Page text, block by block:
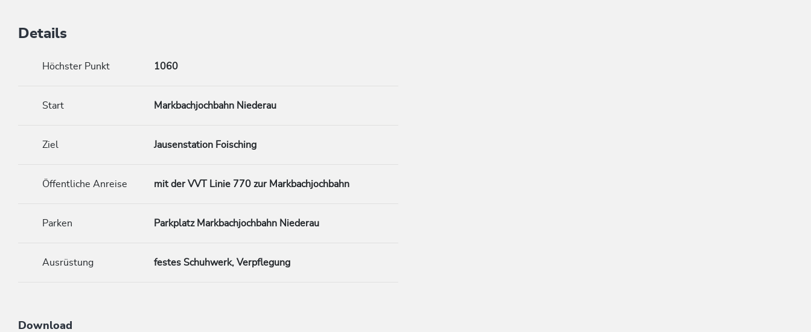
Details
Höchster Punkt 1060
Start Markbachjochbahn Niederau
Ziel Jausenstation Foisching
Öffentliche Anreise mit der VVT Linie 770 zur Markbachjochbahn
Parken Parkplatz Markbachjochbahn Niederau
Ausrüstung festes Schuhwerk, Verpflegung
Download